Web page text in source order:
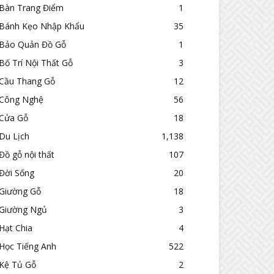
Trang Điểm
1
Kẹo Nhập Khẩu
35
Quản Đồ Gỗ
1
Trí Nội Thất Gỗ
3
Thang Gỗ
12
Nghệ
56
Gỗ
18
Lịch
1,138
gỗ nội thất
107
Sống
20
Gỗ
18
Ngủ
3
Chia
4
Tiếng Anh
522
Tủ Gỗ
2